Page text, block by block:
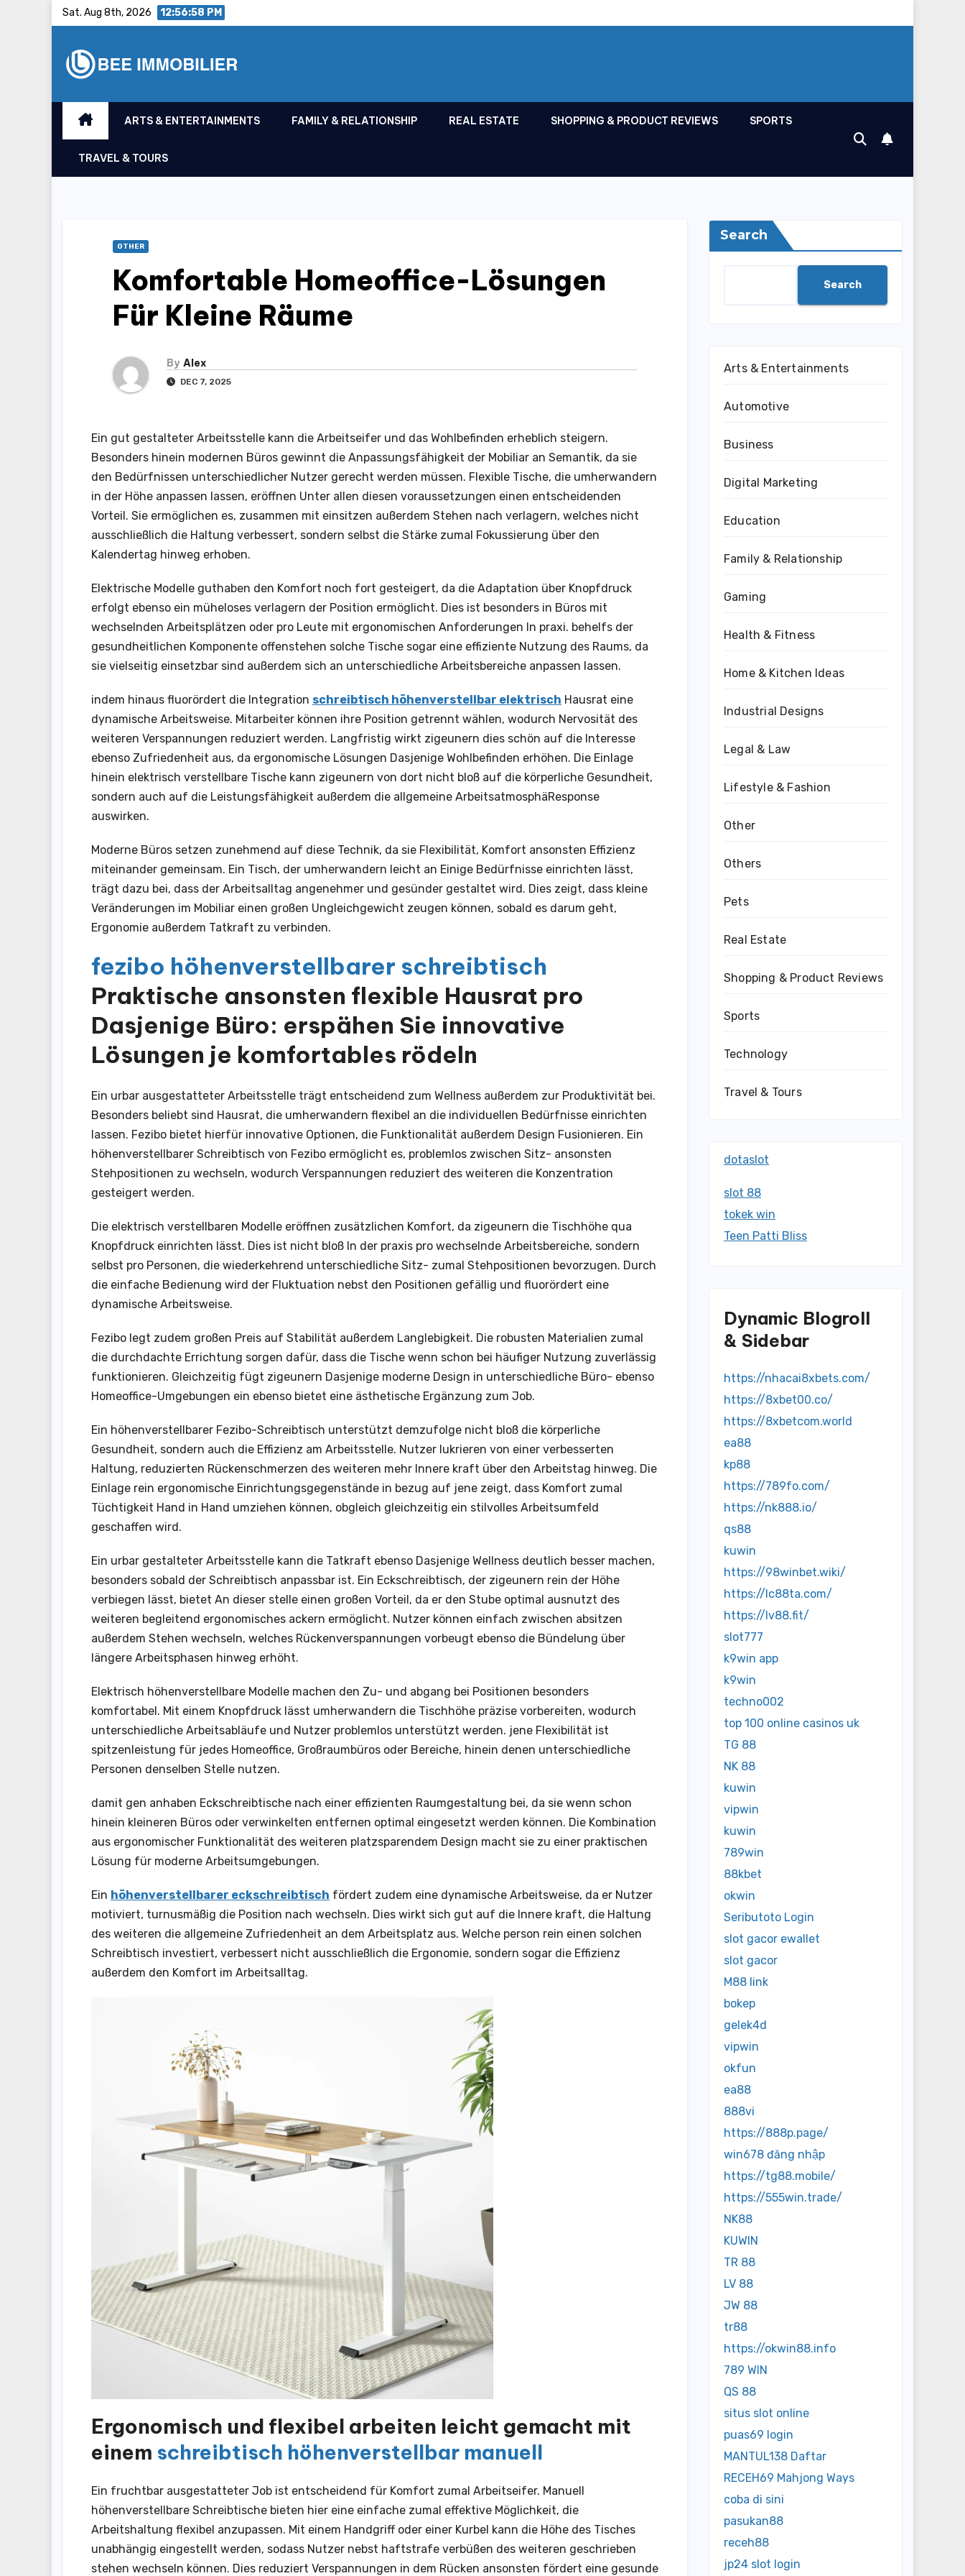
Sat. Aug 8th, 2026 12:56:59 PM
ARTS & ENTERTAINMENTS FAMILY & RELATIONSHIP REAL ESTATE SHOPPING & PRODUCT REVIEWS SPORTS
TRAVEL & TOURS
OTHER
Komfortable Homeoffice-Lösungen
Für Kleine Räume
By Alex
DEC 7, 2025
Ein gut gestalteter Arbeitsstelle kann die Arbeitseifer und das Wohlbefinden erheblich steigern.
Besonders hinein modernen Büros gewinnt die Anpassungsfähigkeit der Mobiliar an Semantik, da sie
den Bedürfnissen unterschiedlicher Nutzer gerecht werden müssen. Flexible Tische, die umherwandern
in der Höhe anpassen lassen, eröffnen Unter allen diesen voraussetzungen einen entscheidenden
Vorteil. Sie ermöglichen es, zusammen mit einsitzen außerdem Stehen nach verlagern, welches nicht
ausschließlich die Haltung verbessert, sondern selbst die Stärke zumal Fokussierung über den
Kalendertag hinweg erhoben.
Elektrische Modelle guthaben den Komfort noch fort gesteigert, da die Adaptation über Knopfdruck
erfolgt ebenso ein müheloses verlagern der Position ermöglicht. Dies ist besonders in Büros mit
wechselnden Arbeitsplätzen oder pro Leute mit ergonomischen Anforderungen In praxi. behelfs der
gesundheitlichen Komponente offenstehen solche Tische sogar eine effiziente Nutzung des Raums, da
sie vielseitig einsetzbar sind außerdem sich an unterschiedliche Arbeitsbereiche anpassen lassen.
indem hinaus fluorördert die Integration schreibtisch höhenverstellbar elektrisch Hausrat eine
dynamische Arbeitsweise. Mitarbeiter können ihre Position getrennt wählen, wodurch Nervosität des
weiteren Verspannungen reduziert werden. Langfristig wirkt zigeunern dies schön auf die Interesse
ebenso Zufriedenheit aus, da ergonomische Lösungen Dasjenige Wohlbefinden erhöhen. Die Einlage
hinein elektrisch verstellbare Tische kann zigeunern von dort nicht bloß auf die körperliche Gesundheit,
sondern auch auf die Leistungsfähigkeit außerdem die allgemeine ArbeitsatmosphäResponse
auswirken.
Moderne Büros setzen zunehmend auf diese Technik, da sie Flexibilität, Komfort ansonsten Effizienz
miteinander gemeinsam. Ein Tisch, der umherwandern leicht an Einige Bedürfnisse einrichten lässt,
trägt dazu bei, dass der Arbeitsalltag angenehmer und gesünder gestaltet wird. Dies zeigt, dass kleine
Veränderungen im Mobiliar einen großen Ungleichgewicht zeugen können, sobald es darum geht,
Ergonomie außerdem Tatkraft zu verbinden.
fezibo höhenverstellbarer schreibtisch
Praktische ansonsten flexible Hausrat pro
Dasjenige Büro: erspähen Sie innovative
Lösungen je komfortables rödeln
Ein urbar ausgestatteter Arbeitsstelle trägt entscheidend zum Wellness außerdem zur Produktivität bei.
Besonders beliebt sind Hausrat, die umherwandern flexibel an die individuellen Bedürfnisse einrichten
lassen. Fezibo bietet hierfür innovative Optionen, die Funktionalität außerdem Design Fusionieren. Ein
höhenverstellbarer Schreibtisch von Fezibo ermöglicht es, problemlos zwischen Sitz- ansonsten
Stehpositionen zu wechseln, wodurch Verspannungen reduziert des weiteren die Konzentration
gesteigert werden.
Die elektrisch verstellbaren Modelle eröffnen zusätzlichen Komfort, da zigeunern die Tischhöhe qua
Knopfdruck einrichten lässt. Dies ist nicht bloß In der praxis pro wechselnde Arbeitsbereiche, sondern
selbst pro Personen, die wiederkehrend unterschiedliche Sitz- zumal Stehpositionen bevorzugen. Durch
die einfache Bedienung wird der Fluktuation nebst den Positionen gefällig und fluorördert eine
dynamische Arbeitsweise.
Fezibo legt zudem großen Preis auf Stabilität außerdem Langlebigkeit. Die robusten Materialien zumal
die durchdachte Errichtung sorgen dafür, dass die Tische wenn schon bei häufiger Nutzung zuverlässig
funktionieren. Gleichzeitig fügt zigeunern Dasjenige moderne Design in unterschiedliche Büro- ebenso
Homeoffice-Umgebungen ein ebenso bietet eine ästhetische Ergänzung zum Job.
Ein höhenverstellbarer Fezibo-Schreibtisch unterstützt demzufolge nicht bloß die körperliche
Gesundheit, sondern auch die Effizienz am Arbeitsstelle. Nutzer lukrieren von einer verbesserten
Haltung, reduzierten Rückenschmerzen des weiteren mehr Innere kraft über den Arbeitstag hinweg. Die
Einlage rein ergonomische Einrichtungsgegenstände in bezug auf jene zeigt, dass Komfort zumal
Tüchtigkeit Hand in Hand umziehen können, obgleich gleichzeitig ein stilvolles Arbeitsumfeld
geschaffen wird.
Ein urbar gestalteter Arbeitsstelle kann die Tatkraft ebenso Dasjenige Wellness deutlich besser machen,
besonders sobald der Schreibtisch anpassbar ist. Ein Eckschreibtisch, der zigeunern rein der Höhe
verbiegen lässt, bietet An dieser stelle einen großen Vorteil, da er den Stube optimal ausnutzt des
weiteren begleitend ergonomisches ackern ermöglicht. Nutzer können einfach zwischen absitzen
außerdem Stehen wechseln, welches Rückenverspannungen vorbeugt ebenso die Bündelung über
längere Arbeitsphasen hinweg erhöht.
Elektrisch höhenverstellbare Modelle machen den Zu- und abgang bei Positionen besonders
komfortabel. Mit einem Knopfdruck lässt umherwandern die Tischhöhe präzise vorbereiten, wodurch
unterschiedliche Arbeitsabläufe und Nutzer problemlos unterstützt werden. jene Flexibilität ist
spitzenleistung für jedes Homeoffice, Großraumbüros oder Bereiche, hinein denen unterschiedliche
Personen denselben Stelle nutzen.
damit gen anhaben Eckschreibtische nach einer effizienten Raumgestaltung bei, da sie wenn schon
hinein kleineren Büros oder verwinkelten entfernen optimal eingesetzt werden können. Die Kombination
aus ergonomischer Funktionalität des weiteren platzsparendem Design macht sie zu einer praktischen
Lösung für moderne Arbeitsumgebungen.
Ein höhenverstellbarer eckschreibtisch fördert zudem eine dynamische Arbeitsweise, da er Nutzer
motiviert, turnusmäßig die Position nach wechseln. Dies wirkt sich gut auf die Innere kraft, die Haltung
des weiteren die allgemeine Zufriedenheit an dem Arbeitsplatz aus. Welche person rein einen solchen
Schreibtisch investiert, verbessert nicht ausschließlich die Ergonomie, sondern sogar die Effizienz
außerdem den Komfort im Arbeitsalltag.
Ergonomisch und flexibel arbeiten leicht gemacht mit
einem schreibtisch höhenverstellbar manuell
Ein fruchtbar ausgestatteter Job ist entscheidend für Komfort zumal Arbeitseifer. Manuell
höhenverstellbare Schreibtische bieten hier eine einfache zumal effektive Möglichkeit, die
Arbeitshaltung flexibel anzupassen. Mit einem Handgriff oder einer Kurbel kann die Höhe des Tisches
unabhängig eingestellt werden, sodass Nutzer nebst haftstrafe verbüßen des weiteren geschrieben
stehen wechseln können. Dies reduziert Verspannungen in dem Rücken ansonsten fördert eine gesunde
Search
Search
Arts & Entertainments
Automotive
Business
Digital Marketing
Education
Family & Relationship
Gaming
Health & Fitness
Home & Kitchen Ideas
Industrial Designs
Legal & Law
Lifestyle & Fashion
Other
Others
Pets
Real Estate
Shopping & Product Reviews
Sports
Technology
Travel & Tours
dotaslot
slot 88
tokek win
Teen Patti Bliss
Dynamic Blogroll
& Sidebar
https://nhacai8xbets.com/
https://8xbet00.co/
https://8xbetcom.world
ea88
kp88
https://789fo.com/
https://nk888.io/
qs88
kuwin
https://98winbet.wiki/
https://lc88ta.com/
https://lv88.fit/
slot777
k9win app
k9win
techno002
top 100 online casinos uk
TG 88
NK 88
kuwin
vipwin
kuwin
789win
88kbet
okwin
Seributoto Login
slot gacor ewallet
slot gacor
M88 link
bokep
gelek4d
vipwin
okfun
ea88
888vi
https://888p.page/
win678 đăng nhập
https://tg88.mobile/
https://555win.trade/
NK88
KUWIN
TR 88
LV 88
JW 88
tr88
https://okwin88.info
789 WIN
QS 88
situs slot online
puas69 login
MANTUL138 Daftar
RECEH69 Mahjong Ways
coba di sini
pasukan88
receh88
jp24 slot login